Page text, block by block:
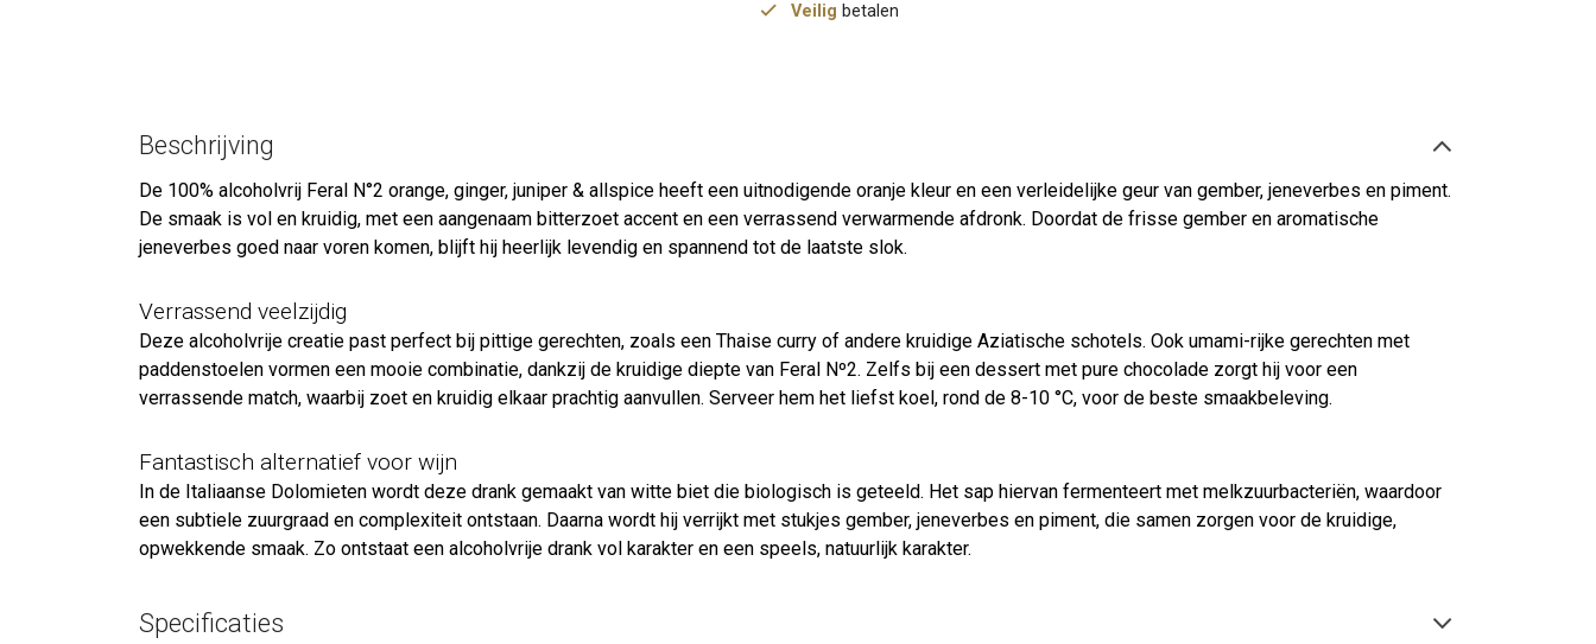
Veilig betalen
Beschrijving
De 100% alcoholvrij Feral N°2 orange, ginger, juniper & allspice heeft een uitnodigende oranje kleur en een verleidelijke geur van gember, jeneverbes en piment.
De smaak is vol en kruidig, met een aangenaam bitterzoet accent en een verrassend verwarmende afdronk. Doordat de frisse gember en aromatische
jeneverbes goed naar voren komen, blijft hij heerlijk levendig en spannend tot de laatste slok.
Verrassend veelzijdig
Deze alcoholvrije creatie past perfect bij pittige gerechten, zoals een Thaise curry of andere kruidige Aziatische schotels. Ook umami-rijke gerechten met
paddenstoelen vormen een mooie combinatie, dankzij de kruidige diepte van Feral Nº2. Zelfs bij een dessert met pure chocolade zorgt hij voor een
verrassende match, waarbij zoet en kruidig elkaar prachtig aanvullen. Serveer hem het liefst koel, rond de 8-10 °C, voor de beste smaakbeleving.
Fantastisch alternatief voor wijn
In de Italiaanse Dolomieten wordt deze drank gemaakt van witte biet die biologisch is geteeld. Het sap hiervan fermenteert met melkzuurbacteriën, waardoor
een subtiele zuurgraad en complexiteit ontstaan. Daarna wordt hij verrijkt met stukjes gember, jeneverbes en piment, die samen zorgen voor de kruidige,
opwekkende smaak. Zo ontstaat een alcoholvrije drank vol karakter en een speels, natuurlijk karakter.
Specificaties